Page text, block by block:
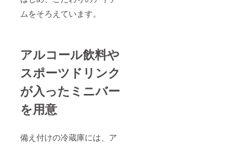
ムをそろえています。
アルコール飲料や
スポーツドリンク
が入ったミニバー
を用意
備え付けの冷蔵庫には、ア